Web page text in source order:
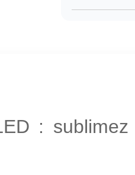
: